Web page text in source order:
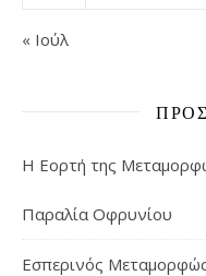
« Ιούλ
Η Εορτή της
Παραλία Οφρυνίου
Εσπερινός